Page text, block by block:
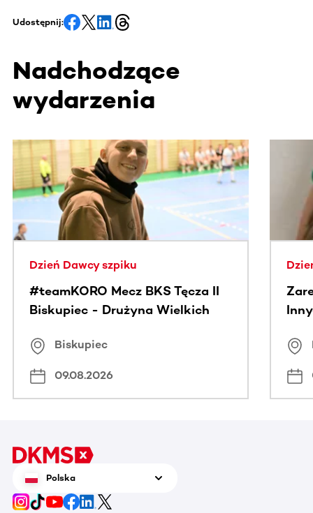
Udostępnij:
Nadchodzące
wydarzenia
Ta sekcja zawiera treści przewijane w poziomie. Użyj
Dzień Dawcy szpiku
#teamKORO Mecz BKS Tęcza II
Biskupiec - Drużyna Wielkich
Biskupiec
09.08.2026
Polska